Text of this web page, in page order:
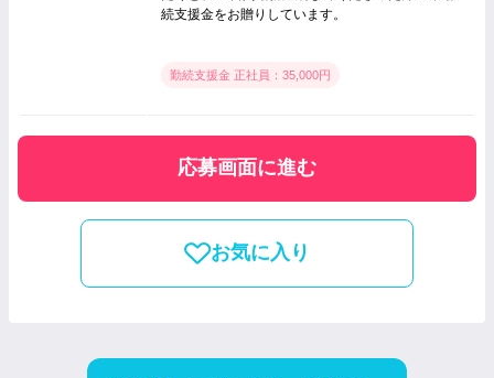
続支援金をお贈りしています。
勤続支援金 正社員：35,000円
応募画面に進む
お気に入り